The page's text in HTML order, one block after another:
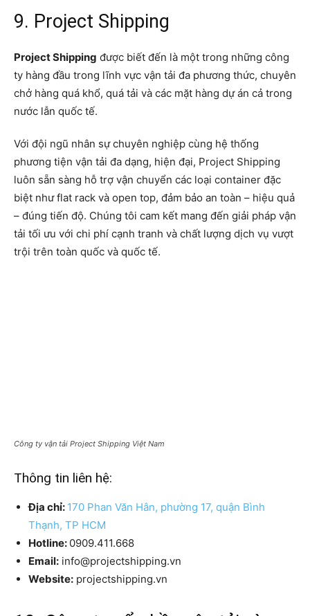
9. Project Shipping
Project Shipping được biết đến là một trong những công
ty hàng đầu trong lĩnh vực vận tải đa phương thức, chuyên
chở hàng quá khổ, quá tải và các mặt hàng dự án cả trong
nước lẫn quốc tế.
Với đội ngũ nhân sự chuyên nghiệp cùng hệ thống
phương tiện vận tải đa dạng, hiện đại, Project Shipping
luôn sẵn sàng hỗ trợ vận chuyển các loại container đặc
biệt như flat rack và open top, đảm bảo an toàn – hiệu quả
– đúng tiến độ. Chúng tôi cam kết mang đến giải pháp vận
tải tối ưu với chi phí cạnh tranh và chất lượng dịch vụ vượt
trội trên toàn quốc và quốc tế.
Công ty vận tải Project Shipping Việt Nam
Thông tin liên hệ:
Địa chỉ: 170 Phan Văn Hân, phường 17, quận Bình
Thạnh, TP HCM
Hotline: 0909.411.668
Email: info@projectshipping.vn
Website: projectshipping.vn